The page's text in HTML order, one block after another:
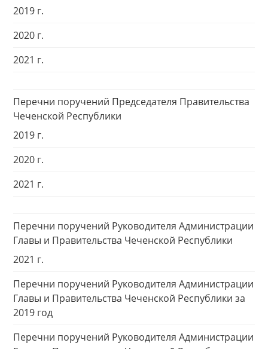
2019 г.
2020 г.
2021 г.
Перечни поручений Председателя Правительства
Чеченской Республики
2019 г.
2020 г.
2021 г.
Перечни поручений Руководителя Администрации
Главы и Правительства Чеченской Республики
2021 г.
Перечни поручений Руководителя Администрации
Главы и Правительства Чеченской Республики за
2019 год
Перечни поручений Руководителя Администрации